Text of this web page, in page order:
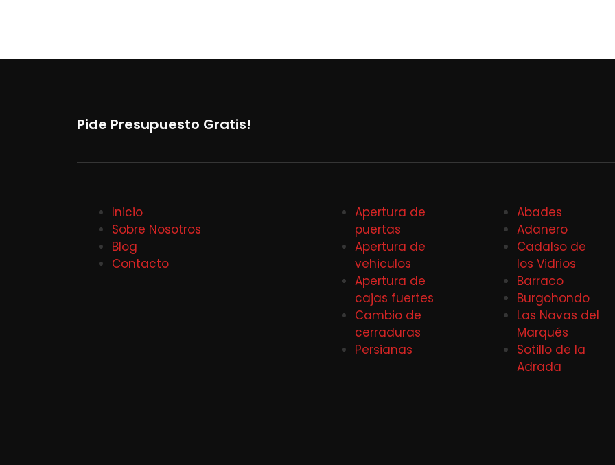
Pide Presupuesto Gratis!
Inicio
Sobre Nosotros
Blog
Contacto
Apertura de
puertas
Apertura de
vehiculos
Apertura de
cajas fuertes
Cambio de
cerraduras
Persianas
Abades
Adanero
Cadalso de
los Vidrios
Barraco
Burgohondo
Las Navas del
Marqués
Sotillo de la
Adrada